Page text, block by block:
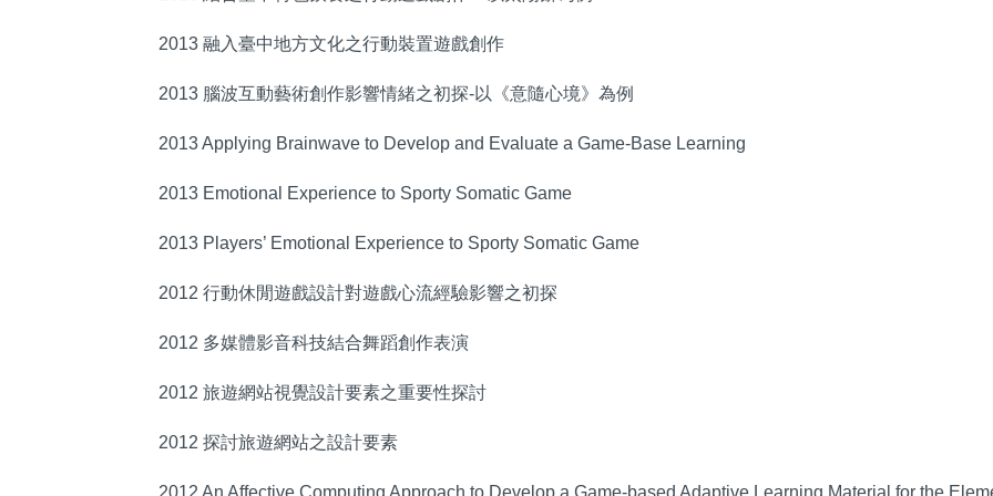
2013 融入臺中地方文化之行動裝置遊戲創作
2013 腦波互動藝術創作影響情緒之初探-以《意隨心境》為例
2013 Applying Brainwave to Develop and Evaluate a Game-Base Learning
2013 Emotional Experience to Sporty Somatic Game
2013 Players’ Emotional Experience to Sporty Somatic Game
2012 行動休閒遊戲設計對遊戲心流經驗影響之初探
2012 多媒體影音科技結合舞蹈創作表演
2012 旅遊網站視覺設計要素之重要性探討
2012 探討旅遊網站之設計要素